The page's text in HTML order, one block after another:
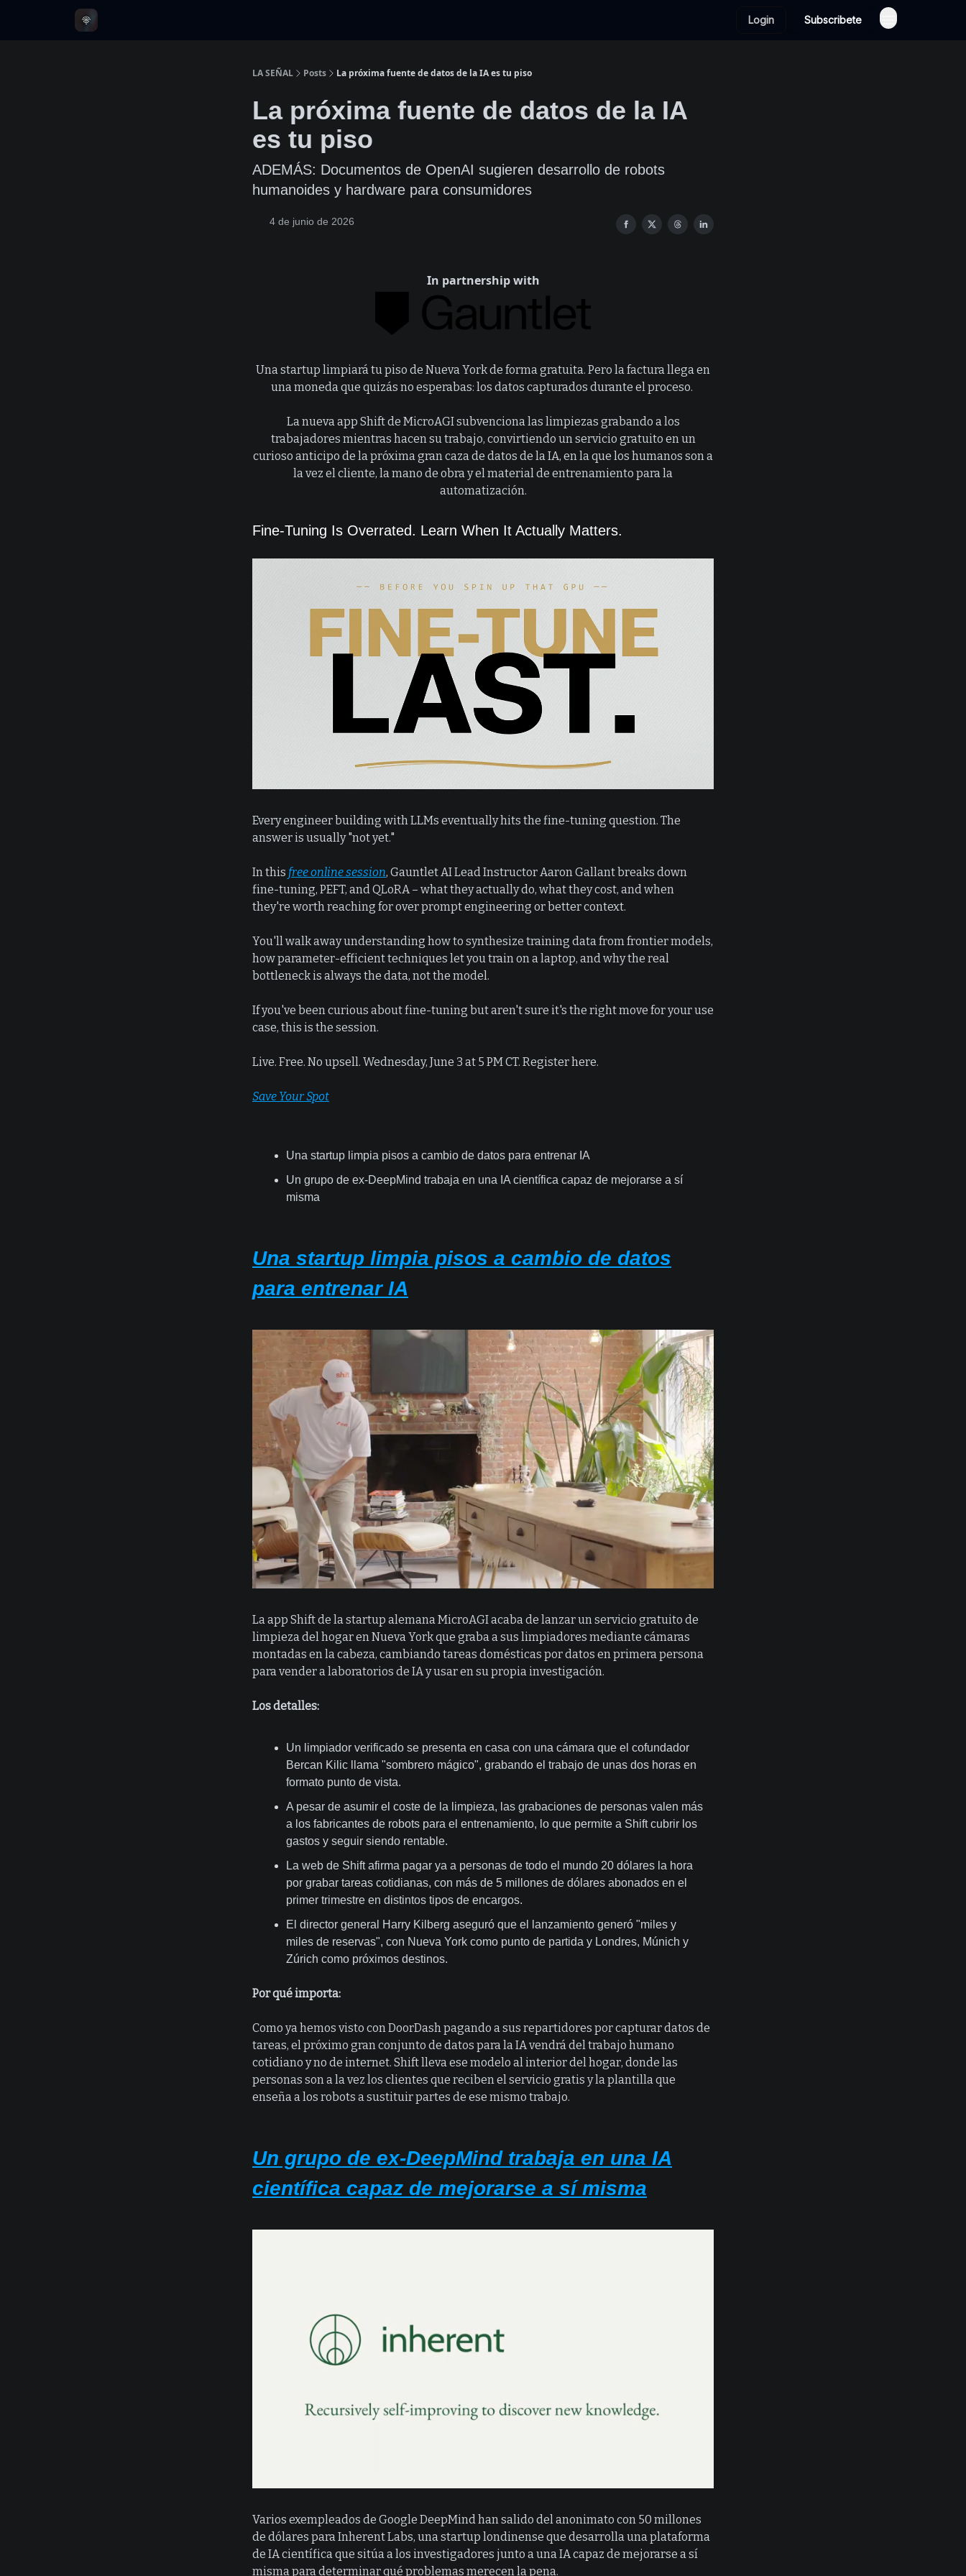
Login Subscribete
LA SEÑAL Posts La próxima fuente de datos de la IA es tu piso
La próxima fuente de datos de la IA
es tu piso
ADEMÁS: Documentos de OpenAI sugieren desarrollo de robots
humanoides y hardware para consumidores
4 de junio de 2026
In partnership with
Una startup limpiará tu piso de Nueva York de forma gratuita. Pero la factura llega en
una moneda que quizás no esperabas: los datos capturados durante el proceso.
La nueva app Shift de MicroAGI subvenciona las limpiezas grabando a los
trabajadores mientras hacen su trabajo, convirtiendo un servicio gratuito en un
curioso anticipo de la próxima gran caza de datos de la IA, en la que los humanos son a
la vez el cliente, la mano de obra y el material de entrenamiento para la
automatización.
Fine-Tuning Is Overrated. Learn When It Actually Matters.
Every engineer building with LLMs eventually hits the fine-tuning question. The
answer is usually "not yet."
In this free online session, Gauntlet AI Lead Instructor Aaron Gallant breaks down
fine-tuning, PEFT, and QLoRA – what they actually do, what they cost, and when
they're worth reaching for over prompt engineering or better context.
You'll walk away understanding how to synthesize training data from frontier models,
how parameter-efficient techniques let you train on a laptop, and why the real
bottleneck is always the data, not the model.
If you've been curious about fine-tuning but aren't sure it's the right move for your use
case, this is the session.
Live. Free. No upsell. Wednesday, June 3 at 5 PM CT. Register here.
Save Your Spot
Una startup limpia pisos a cambio de datos para entrenar IA
Un grupo de ex-DeepMind trabaja en una IA científica capaz de mejorarse a sí
misma
Una startup limpia pisos a cambio de datos
para entrenar IA
La app Shift de la startup alemana MicroAGI acaba de lanzar un servicio gratuito de
limpieza del hogar en Nueva York que graba a sus limpiadores mediante cámaras
montadas en la cabeza, cambiando tareas domésticas por datos en primera persona
para vender a laboratorios de IA y usar en su propia investigación.
Los detalles:
Un limpiador verificado se presenta en casa con una cámara que el cofundador
Bercan Kilic llama "sombrero mágico", grabando el trabajo de unas dos horas en
formato punto de vista.
A pesar de asumir el coste de la limpieza, las grabaciones de personas valen más
a los fabricantes de robots para el entrenamiento, lo que permite a Shift cubrir los
gastos y seguir siendo rentable.
La web de Shift afirma pagar ya a personas de todo el mundo 20 dólares la hora
por grabar tareas cotidianas, con más de 5 millones de dólares abonados en el
primer trimestre en distintos tipos de encargos.
El director general Harry Kilberg aseguró que el lanzamiento generó "miles y
miles de reservas", con Nueva York como punto de partida y Londres, Múnich y
Zúrich como próximos destinos.
Por qué importa:
Como ya hemos visto con DoorDash pagando a sus repartidores por capturar datos de
tareas, el próximo gran conjunto de datos para la IA vendrá del trabajo humano
cotidiano y no de internet. Shift lleva ese modelo al interior del hogar, donde las
personas son a la vez los clientes que reciben el servicio gratis y la plantilla que
enseña a los robots a sustituir partes de ese mismo trabajo.
Un grupo de ex-DeepMind trabaja en una IA
científica capaz de mejorarse a sí misma
Varios exempleados de Google DeepMind han salido del anonimato con 50 millones
de dólares para Inherent Labs, una startup londinense que desarrolla una plataforma
de IA científica que sitúa a los investigadores junto a una IA capaz de mejorarse a sí
misma para determinar qué problemas merecen la pena.